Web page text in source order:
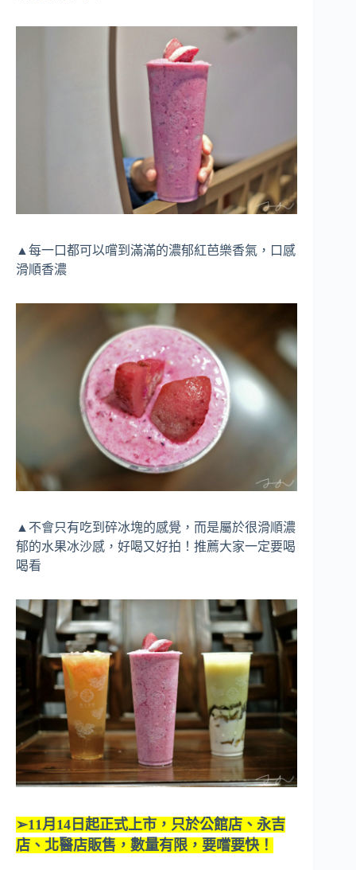
▲每一口都可以嚐到滿滿的濃郁紅芭樂香氣，口感
滑順香濃
▲不會只有吃到碎冰塊的感覺，而是屬於很滑順濃
郁的水果冰沙感，好喝又好拍！推薦大家一定要喝
喝看
➢11月 14 日起正式上市，只於公館店、永吉
店、北醫店販售，數量有限，要嚐要快！